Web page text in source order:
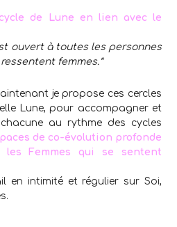
de Lune en lien avec le
ouvert à toutes les personnes
femmes.*
je propose ces cercles
Lune, pour accompagner et
au rythme des cycles
de co-évolution profonde
Femmes qui se sentent
en intimité et régulier sur Soi,